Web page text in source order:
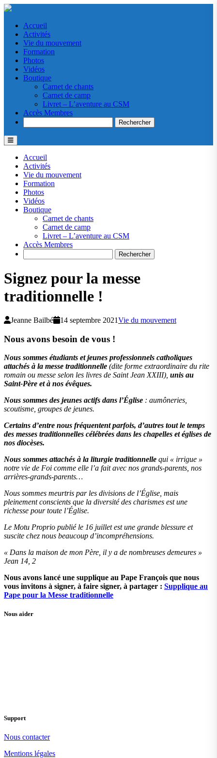
Accueil
Activités
Vie du mouvement
Formation
Photos
Vidéos
Boutique
Carnet de chants
Carnet de camp
Livret – L’aventure au CSM
Accès Membres
Accueil
Activités
Vie du mouvement
Formation
Photos
Vidéos
Boutique
Carnet de chants
Carnet de camp
Livret – L’aventure au CSM
Accès Membres
Signez pour la messe
traditionnelle !
Jeanne Bailbé 14 septembre 2021Vie du mouvement
Nous avons besoin de vous !
Nous sommes étudiants et jeunes professionnels catholiques
attachés à la messe traditionnelle (dite forme extraordinaire du rite
romain ou messe selon les livres de Saint Jean XXIII), unis au
Saint-Père et à nos évêques.
Nous sommes des jeunes actifs dans l’Église : aumôneries,
scoutisme, groupes de jeunes.
Certains d’entre nous fréquentent parfois, d’autres tout le temps
des messes traditionnelles célébrées dans les chapelles et églises de
nos diocèses.
Nous sommes attachés à la liturgie traditionnelle qui « irrigue »
notre vie de Foi comme elle l’a fait avec nos grands-parents, nos
arrières-grands-parents…
Nous sommes meurtris par les divisions de l’Église, mais
pleinement conscients que la diversité des charismes est une
richesse pour toute l’Église.
Le Motu Proprio publié le 16 juillet est une grande blessure et
suscite chez nous beaucoup d’incompréhensions.
« Dans la maison de mon Père, il y a de nombreuses demeures »
Jean 14, 2
Nous avons lancé une supplique au Pape François que nous
vous invitons à signer, à faire signer, à partager : Supplique au
Pape pour la Messe traditionnelle
Nous aider
Support
Nous contacter
Mentions légales